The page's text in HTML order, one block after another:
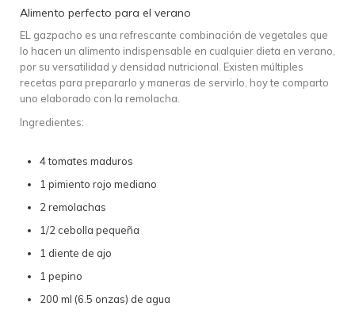
Alimento perfecto para el verano
EL gazpacho es una refrescante combinación de vegetales que
lo hacen un alimento indispensable en cualquier dieta en verano,
por su versatilidad y densidad nutricional. Existen múltiples
recetas para prepararlo y maneras de servirlo, hoy te comparto
uno elaborado con la remolacha.
Ingredientes:
4 tomates maduros
1 pimiento rojo mediano
2 remolachas
1/2 cebolla pequeña
1 diente de ajo
1 pepino
200 ml (6.5 onzas) de agua